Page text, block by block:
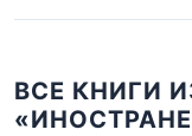
ВСЕ КНИГИ